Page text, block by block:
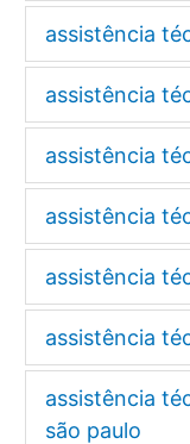
assistência
assistência
assistência
assistência
assistência
assistência
assistência
são paulo